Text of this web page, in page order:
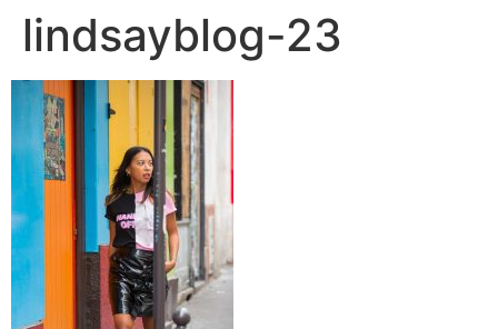
lindsayblog-23